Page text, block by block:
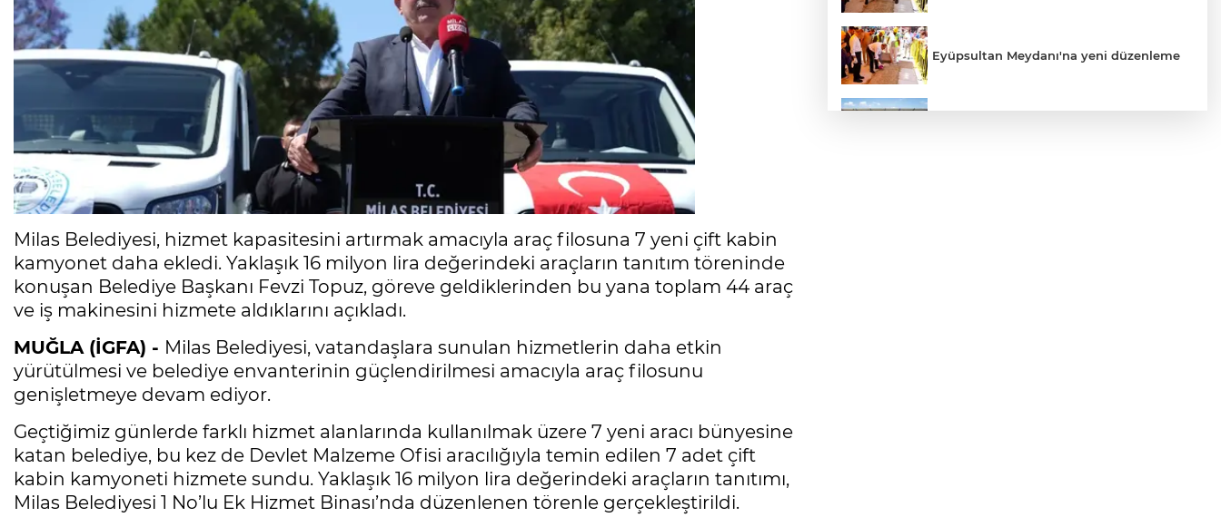
Milas Belediyesi, hizmet kapasitesini artırmak amacıyla araç filosuna 7 yeni çift kabin
kamyonet daha ekledi. Yaklaşık 16 milyon lira değerindeki araçların tanıtım töreninde
konuşan Belediye Başkanı Fevzi Topuz, göreve geldiklerinden bu yana toplam 44 araç
ve iş makinesini hizmete aldıklarını açıkladı.
MUĞLA (İGFA) - Milas Belediyesi, vatandaşlara sunulan hizmetlerin daha etkin
yürütülmesi ve belediye envanterinin güçlendirilmesi amacıyla araç filosunu
genişletmeye devam ediyor.
Geçtiğimiz günlerde farklı hizmet alanlarında kullanılmak üzere 7 yeni aracı bünyesine
katan belediye, bu kez de Devlet Malzeme Ofisi aracılığıyla temin edilen 7 adet çift
kabin kamyoneti hizmete sundu. Yaklaşık 16 milyon lira değerindeki araçların tanıtımı,
Milas Belediyesi 1 No’lu Ek Hizmet Binası’nda düzenlenen törenle gerçekleştirildi.
Eyüpsultan Meydanı'na yeni düzenleme